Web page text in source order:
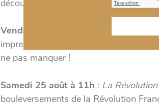
découvrir ses vestiges !
Vendredi 24 août de 10h à 17h
imprenable sur Paris au sommet d’un
ne pas manquer !
Samedi 25 août à 11h : La
bouleversements de la Révolution